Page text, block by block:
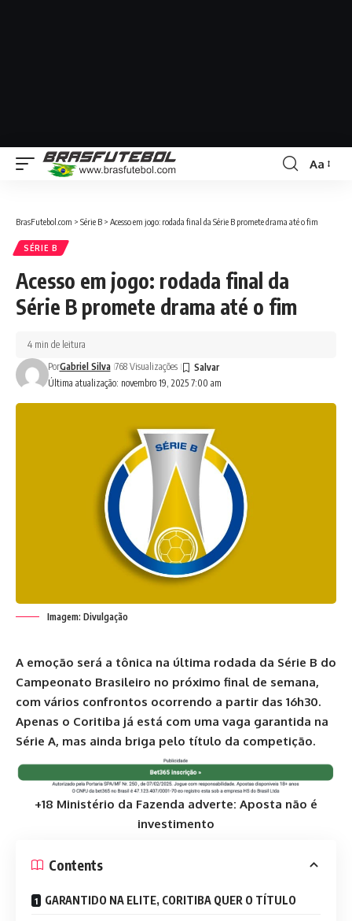
Aa
BrasFutebol.com > Série B > Acesso em jogo: rodada final da Série B promete drama até o fim
SÉRIE B
Acesso em jogo: rodada final da
Série B promete drama até o fim
Última atualização: novembro 19, 2025 7:00 am
PorGabriel Silva 768 Visualizações
4 min de leitura
Imagem: Divulgação
A emoção será a tônica na última rodada da Série B do
Campeonato Brasileiro no próximo final de semana,
com vários confrontos ocorrendo a partir das 16h30.
Apenas o Coritiba já está com uma vaga garantida na
Série A, mas ainda briga pelo título da competição.
+18 Ministério da Fazenda adverte: Aposta não é
investimento
Contents
GARANTIDO NA ELITE, CORITIBA QUER O TÍTULO